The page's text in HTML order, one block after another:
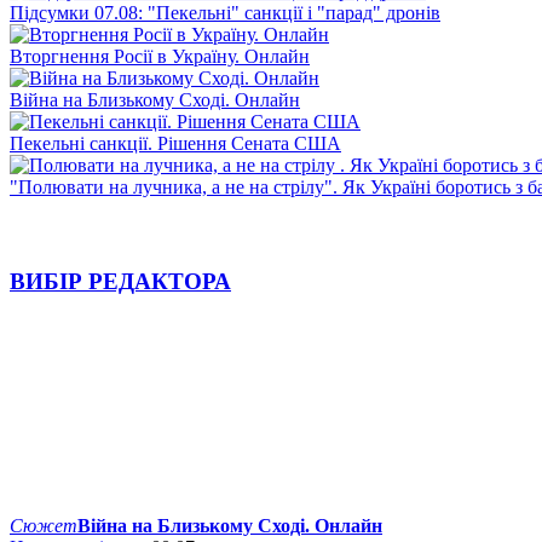
Підсумки 07.08: "Пекельні" санкції і "парад" дронів
Вторгнення Росії в Україну. Онлайн
Війна на Близькому Сході. Онлайн
Пекельні санкції. Рішення Сената США
"Полювати на лучника, а не на стрілу". Як Україні боротись з
ВИБІР РЕДАКТОРА
СюжетВійна на Близькому Сході. Онлайн